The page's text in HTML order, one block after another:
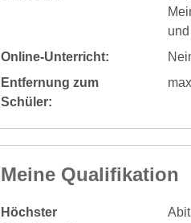
Online-Unterricht:
Entfernung zum
Schüler:
Meine Qualifikation
Höchster